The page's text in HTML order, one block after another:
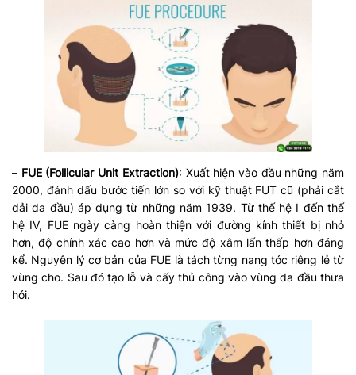
– FUE (Follicular Unit Extraction): Xuất hiện vào đầu những năm
2000, đánh dấu bước tiến lớn so với kỹ thuật FUT cũ (phải cắt
dải da đầu) áp dụng từ những năm 1939. Từ thế hệ I đến thế
hệ IV, FUE ngày càng hoàn thiện với đường kính thiết bị nhỏ
hơn, độ chính xác cao hơn và mức độ xâm lấn thấp hơn đáng
kể. Nguyên lý cơ bản của FUE là tách từng nang tóc riêng lẻ từ
vùng cho. Sau đó tạo lỗ và cấy thủ công vào vùng da đầu thưa
hói.